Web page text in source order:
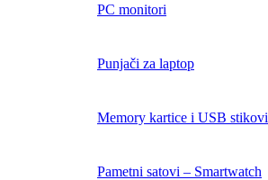
PC monitori
Punjači za laptop
Memory kartice i USB stikovi
Pametni satovi – Smartwatch